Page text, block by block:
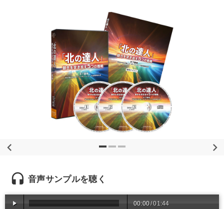
全国経営者セミナー講演収録物（全1315タイトル）からお探しいただけ
優秀各社の智恵と戦略 事業家のロマンと経営
若手異才経営者の発想 専門家のアドバイス
組織と人を動かすマネジメント力を磨く 音声と動画で学ぶ
headset 音声サンプルを聴く
00:00/01:44